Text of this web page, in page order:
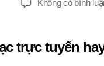
Không có bình
trực tuyến